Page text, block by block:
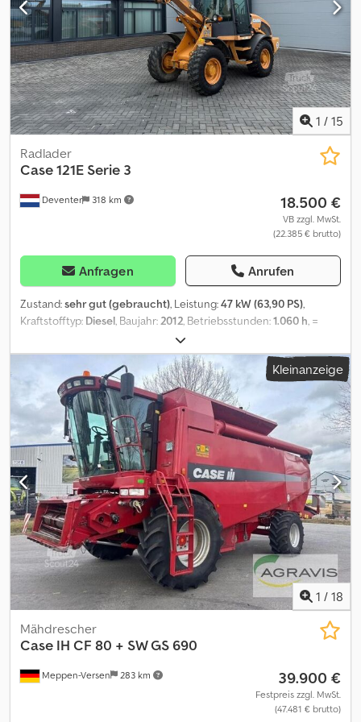
1 / 15
Deventer 318 km
Radlader
Case121E Serie 3
18.500 €
VB zzgl. MwSt.
(22.385 € brutto)
Anfragen Anrufen
Zustand:sehr gut (gebraucht), Leistung:47 kW (63,90 PS),
Kraftstofftyp: Diesel, Baujahr:2012, Betriebsstunden:1.060 h, =
Weitere Optionen und Zubehör = - 2 Pedale Steuerung -
Geschlossene Kabine = Anmerkungen = CASE 121E Serie 3 –
Baujahr 2012 – 1.060 Betriebsstunden CASE 121E Serie 3 Radlader,
Baujahr 2012. Die Maschine befindet sich in gutem Zustand und
hat nur 1.060 Betriebsstunden. Die Maschine befindet sich
sowohl technisch als auch optisch in gutem Zustand. Sie eignet
sich für vielfältige Einsatzbereiche und ist sofort einsatzbereit.
Merkmale: * Baujahr: 2012 * Nur 1.060 Betriebsstunden * Guter
technischer und optischer Zustand * Sofort einsatzbereit
Dsdpfozrd Uajx Apcokr Für weitere Informationen oder zur
Vereinbarung eines Besichtigungstermins kontaktieren Sie uns
gerne. = Weitere Informationen = Baujahr: 2012 Leergewicht:
5.800 kg Zuladung: 1.540 kg zGG: 7.340 kg Technischer Zustand:
sehr gut Optischer Zustand: sehr gut Seriennummer:
FNH121ESNCHP00140 Wenden Sie sich an Gerrit Haverhoek, um
weitere Informationen zu erhalten.
Kleinanzeige
1 / 18
Meppen-Versen 283 km
Mähdrescher
Case IH CF 80 + SW GS 690
39.900 €
Festpreis zzgl. MwSt.
(47.481 € brutto)